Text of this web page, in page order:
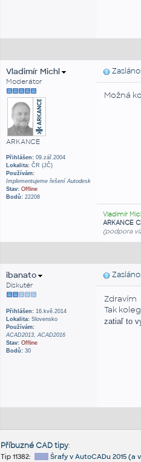
Vladimír Michl
Moderátor
ARKANCE
Přihlášen:09.zář.2004
Lokalita:ČR (JČ)
Používám:
Implementujeme řešení Autodesk
Stav: Offline
Bodů:22208
Možná
Vladimír
ARKANCE
(podpora
ibanato
Diskutér
Přihlášen:16.kvě.2014
Lokalita:Slovensko
Používám:
ACAD2013, ACAD2016
Stav: Offline
Bodů:30
Zdravím
Tak
zatiaľ to
Příbuzné CAD tipy:
Tip 11382:
Šrafy v AutoCADu 2015 (a